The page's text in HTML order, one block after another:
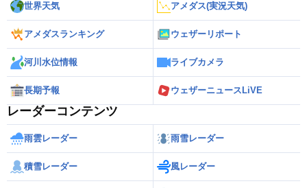
世界天気 アメダス(実況天気)
アメダスランキング ウェザーリポート
河川水位情報 ライブカメラ
長期予報 ウェザーニュースLiVE
レーダーコンテンツ
雨雲レーダー 雨雪レーダー
積雪レーダー 風レーダー